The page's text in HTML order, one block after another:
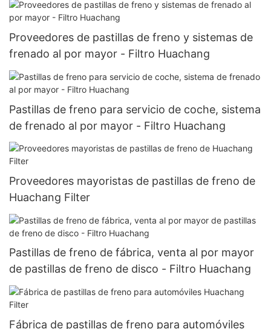
Proveedores de pastillas de freno y sistemas de
frenado al por mayor - Filtro Huachang
Pastillas de freno para servicio de coche, sistema
de frenado al por mayor - Filtro Huachang
Proveedores mayoristas de pastillas de freno de
Huachang Filter
Pastillas de freno de fábrica, venta al por mayor
de pastillas de freno de disco - Filtro Huachang
Fábrica de pastillas de freno para automóviles